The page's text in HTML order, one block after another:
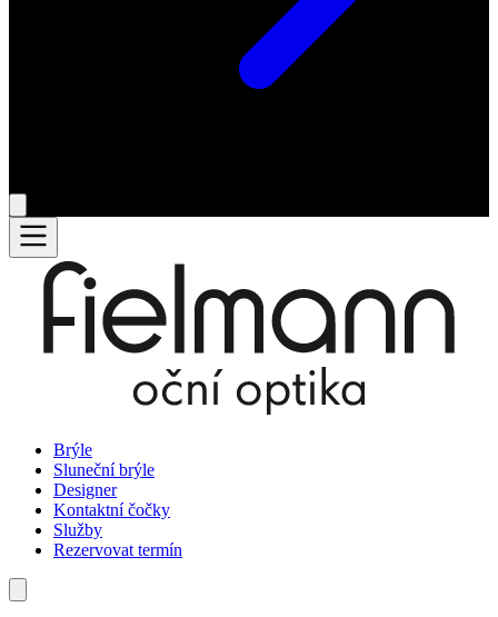
Brýle
Sluneční brýle
Designer
Kontaktní čočky
Služby
Rezervovat termín